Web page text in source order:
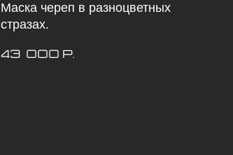
Маска череп в разноцветных
стразах.
43 000 р.